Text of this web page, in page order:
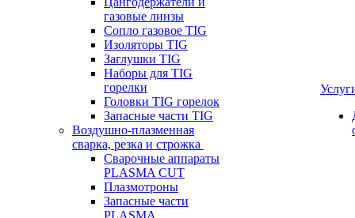
газовые линзы
Сопло газовое TIG
Изоляторы TIG
Заглушки TIG
Наборы для TIG
горелки
Головки TIG горелок
Запасные части TIG
Воздушно-плазменная
сварка, резка и строжка
Сварочные аппараты
PLASMA CUT
Плазмотроны
Запасные части
PLASMA